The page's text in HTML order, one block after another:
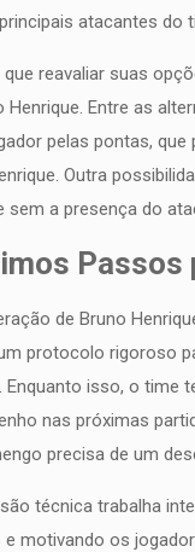
atacantes do
reavaliar suas
Henrique. Entre as
pelas pontas,
Outra
sem a presença do
Passos
de Bruno
protocolo rigoroso
Enquanto isso, o time
nas próximas
precisa de um
técnica trabalha
e motivando os